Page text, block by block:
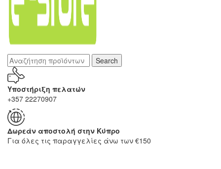
Search
Υποστήριξη πελατών
+357 22270907
Δωρεάν αποστολή στην Κύπρο
Για όλες τις παραγγελίες άνω των €150